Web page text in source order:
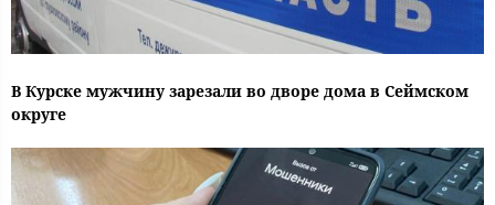
В Курске мужчину зарезали во дворе дома в Сеймском
округе